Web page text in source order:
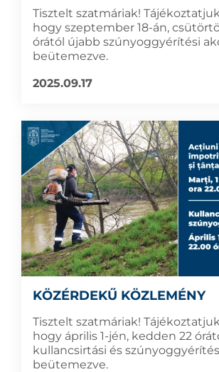
Tisztelt szatmáriak!
hogy szeptember 18-án,
órától újabb szúnyoggyérítési
beütemezve.
2025.09.17
KÖZÉRDEKŰ KÖZLEMÉNY
Tisztelt szatmáriak!
hogy április 1-jén, kedden 22
kullancsirtási és
beütemezve.